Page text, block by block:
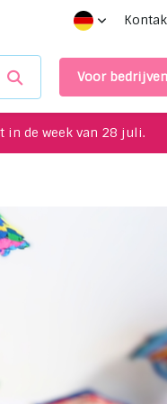
Vereinbaren
Voor bedrijven
in de week van 28 juli.